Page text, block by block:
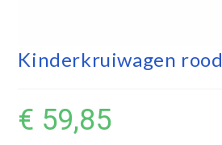
Kinderkruiwagen rood
€ 59,85